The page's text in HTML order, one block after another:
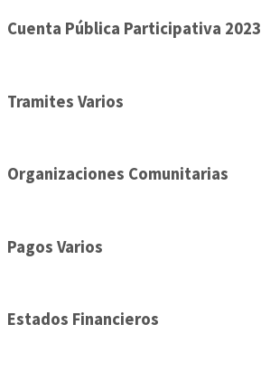
Cuenta Pública Participativa 2023
Tramites Varios
Organizaciones Comunitarias
Pagos Varios
Estados Financieros